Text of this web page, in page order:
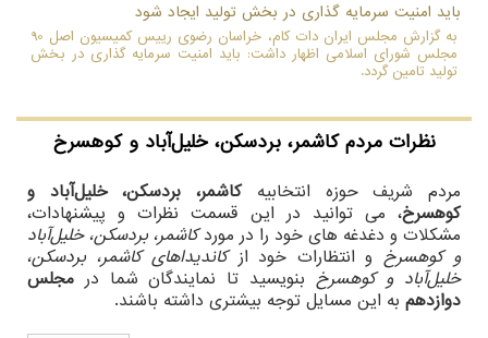
باید امنیت سرمایه گذاری در بخش تولید ایجاد شود
به گزارش مجلس ایران دات کام، خراسان رضوی رییس کمیسیون اصل 90
مجلس شورای اسلامی اظهار داشت: باید امنیت سرمایه گذاری در بخش
تولید تامین گردد.
نظرات مردمکاشمر، بردسکن، خلیل‌آباد و کوهسرخ
مردم شریف حوزه انتخابیهکاشمر، بردسکن، خلیل‌آباد و
کوهسرخ، می توانید در این قسمت نظرات و پیشنهادات،
مشکلات و دغدغه های خود را در موردکاشمر، بردسکن، خلیل‌آباد
و کوهسرخ و انتظارات خود ازکاندیداهای کاشمر، بردسکن،
خلیل‌آباد و کوهسرخ بنویسید تا نمایندگان شما در مجلس
دوازدهم به این مسایل توجه بیشتری داشته باشند.